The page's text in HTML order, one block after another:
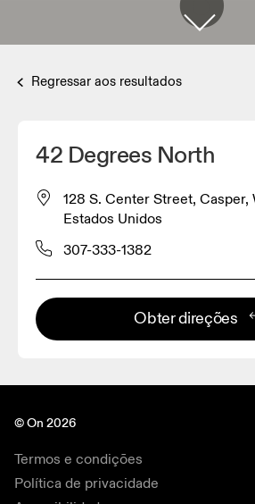
Regressar aos resultados
42 Degrees North
128 S. Center Street, Casper,
Estados Unidos
307-333-1382
Obter direções
© On 2026
Termos e condições
Política de privacidade